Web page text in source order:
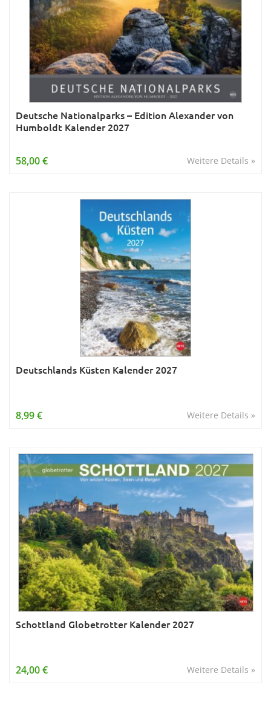
Deutsche Nationalparks – Edition Alexander von
Humboldt Kalender 2027
Weitere Details »
58,00 €
Deutschlands Küsten Kalender 2027
Weitere Details »
8,99 €
Schottland Globetrotter Kalender 2027
Weitere Details »
24,00 €